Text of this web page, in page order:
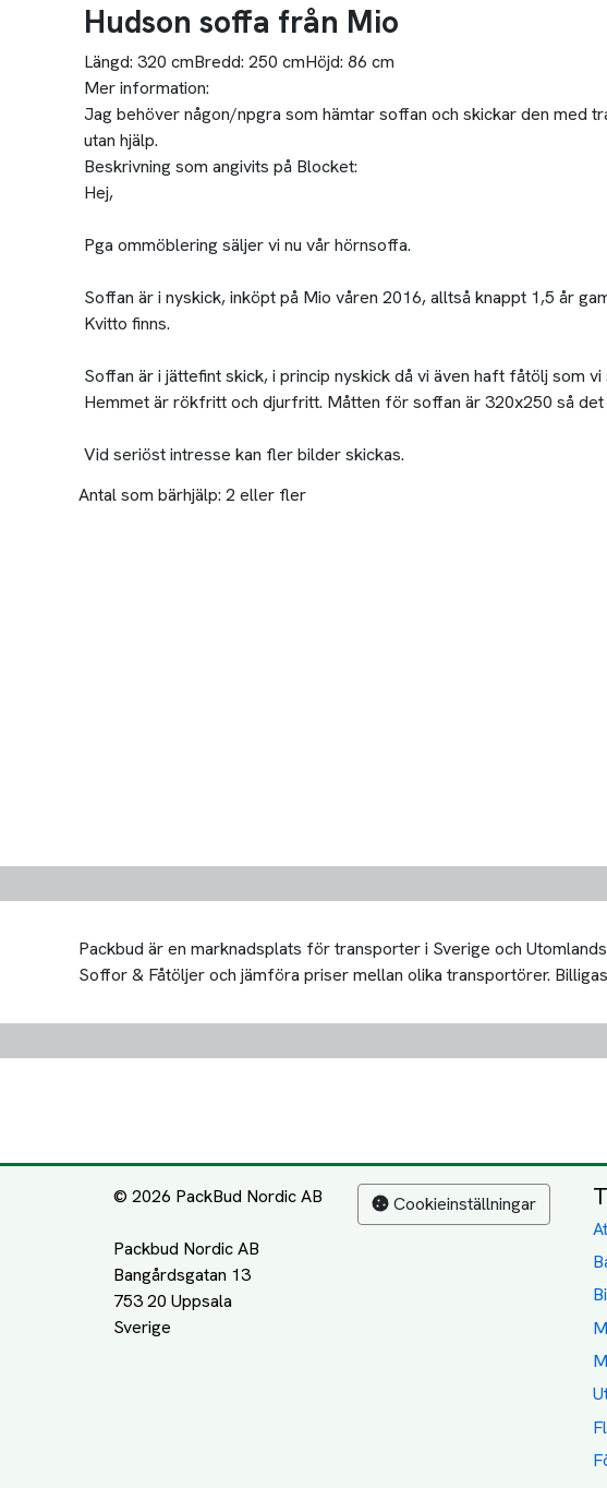
Hudson soffa från Mio
Längd: 320 cmBredd: 250 cmHöjd: 86 cm
Mer information:
Jag behöver någon/npgra som hämtar soffan och skickar den med
utan hjälp.
Beskrivning som angivits på Blocket:
Hej,
Pga ommöblering säljer vi nu vår hörnsoffa.
Soffan är i nyskick, inköpt på Mio våren 2016, alltså knappt 1,5 år
Kvitto finns.
Soffan är i jättefint skick, i princip nyskick då vi även haft fåtölj som
Hemmet är rökfritt och djurfritt. Måtten för soffan är 320x250 så
Vid seriöst intresse kan fler bilder skickas.
Antal som bärhjälp: 2 eller fler
Packbud är en marknadsplats för transporter i Sverige och
Soffor & Fåtöljer och jämföra priser mellan olika transportörer.
© 2026 PackBud Nordic AB
Packbud Nordic AB
Bangårdsgatan 13
753 20 Uppsala
Cookieinställningar